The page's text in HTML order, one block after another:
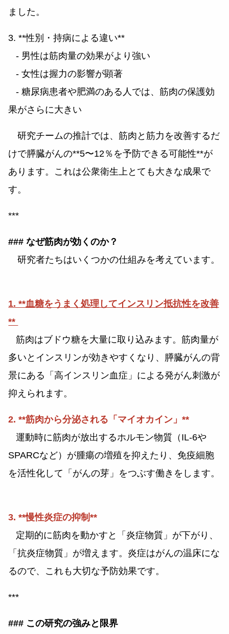
ました。
3. **性別・持病による違い**
- 男性は筋肉量の効果がより強い
- 女性は握力の影響が顕著
- 糖尿病患者や肥満のある人では、筋肉の保護効
果がさらに大きい
研究チームの推計では、筋肉と筋力を改善するだ
けで膵臓がんの**5〜12％を予防できる可能性**が
あります。これは公衆衛生上とても大きな成果で
す。
***
### なぜ筋肉が効くのか？
研究者たちはいくつかの仕組みを考えています。
1. **血糖をうまく処理してインスリン抵抗性を改善
**
筋肉はブドウ糖を大量に取り込みます。筋肉量が
多いとインスリンが効きやすくなり、膵臓がんの背
景にある「高インスリン血症」による発がん刺激が
抑えられます。
2. **筋肉から分泌される「マイオカイン」**
運動時に筋肉が放出するホルモン物質（IL-6や
SPARCなど）が腫瘍の増殖を抑えたり、免疫細胞
を活性化して「がんの芽」をつぶす働きをします。
3. **慢性炎症の抑制**
定期的に筋肉を動かすと「炎症物質」が下がり、
「抗炎症物質」が増えます。炎症はがんの温床にな
るので、これも大切な予防効果です。
***
### この研究の強みと限界